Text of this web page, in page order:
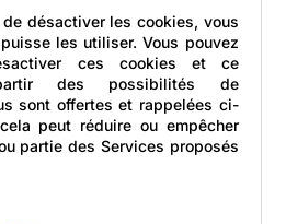
désactiver les cookies, vous
les utiliser. Vous pouvez
ces cookies et ce
des possibilités de
sont offertes et rappelées ci-
peut réduire ou empêcher
partie des Services proposés